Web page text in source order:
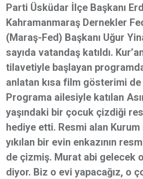
Parti Üsküdar İlçe Başkanı
Kahramanmaraş Dernekler
(Maraş-Fed) Başkanı Uğur
sayıda vatandaş katıldı.
tilavetiyle başlayan
anlatan kısa film gösterimi de
Programa ailesiyle katılan
yaşındaki bir çocuk çizdiği
hediye etti. Resmi alan Kurum
yıkılan bir evin enkazının
de çizmiş. Murat abi gelecek
diyor. Biz o evi yapacağız, o